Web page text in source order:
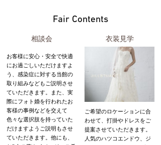
Fair Contents
相談会
お客様に安心・安全で快適
にお過ごしいただけますよ
う、感染症に対する当館の
取り組みなどもご説明させ
ていただきます。また、実
際にフォト婚を行われたお
客様の事例などを交えて
色々な選択肢を持っていた
だけますようご説明もさせ
ていただきます。他にも、
衣装見学
ご希望のロケーションに合
わせて、打掛やドレスをご
提案させていただきます。
人気のハツコエンドウ、ジ